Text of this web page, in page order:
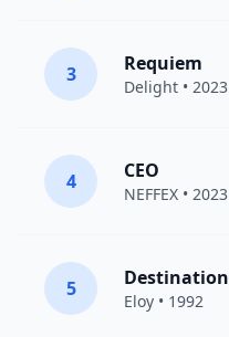
3 Requiem
Delight • 2023
4 CEO
NEFFEX • 2023
5 Destination
Eloy • 1992